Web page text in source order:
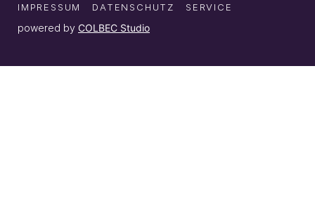
IMPRESSUM DATENSCHUTZ SERVICE
powered by COLBEC Studio